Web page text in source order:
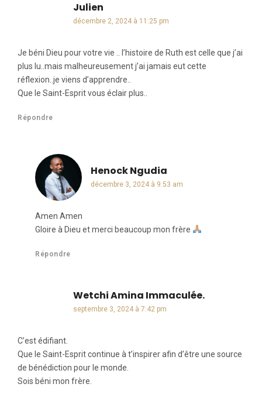
Julien
décembre 2, 2024 à 11:25 pm
Je béni Dieu pour votre vie .. l’histoire de Ruth est celle que j’ai
plus lu..mais malheureusement j’ai jamais eut cette
réflexion..je viens d’apprendre..
Que le Saint-Esprit vous éclair plus..
Répondre
Henock Ngudia
décembre 3, 2024 à 9:53 am
Amen Amen
Gloire à Dieu et merci beaucoup mon frère
Répondre
Wetchi Amina Immaculée.dit :
septembre 3, 2024 à 7:42 pm
C’est édifiant.
Que le Saint-Esprit continue à t’inspirer afin d’être une source
de bénédiction pour le monde.
Sois béni mon frère.